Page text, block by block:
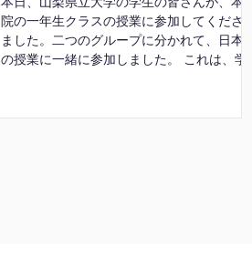
院の一年生クラスの授業に参加してください
ました。二つのグループに分かれて、日本語
の授業に一緒に参加しました。 これは、学生
話を始めやすいように、先生がいくつかの活